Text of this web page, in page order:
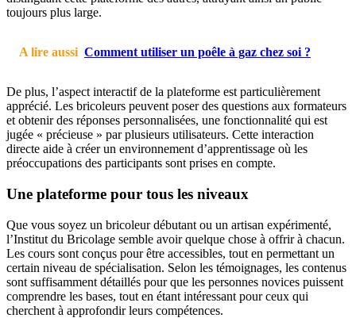
toujours plus large.
A lire aussi Comment utiliser un poêle à gaz chez soi ?
De plus, l’aspect interactif de la plateforme est particulièrement
apprécié. Les bricoleurs peuvent poser des questions aux formateurs
et obtenir des réponses personnalisées, une fonctionnalité qui est
jugée « précieuse » par plusieurs utilisateurs. Cette interaction
directe aide à créer un environnement d’apprentissage où les
préoccupations des participants sont prises en compte.
Une plateforme pour tous les niveaux
Que vous soyez un bricoleur débutant ou un artisan expérimenté,
l’Institut du Bricolage semble avoir quelque chose à offrir à chacun.
Les cours sont conçus pour être accessibles, tout en permettant un
certain niveau de spécialisation. Selon les témoignages, les contenus
sont suffisamment détaillés pour que les personnes novices puissent
comprendre les bases, tout en étant intéressant pour ceux qui
cherchent à approfondir leurs compétences.